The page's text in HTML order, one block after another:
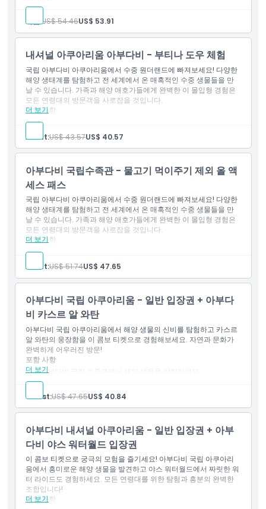
국립 아부다비 아쿠아리움 – 10개의 주제 구역
내셔널 지오그래픽 프리스틴 씨즈 전시
야생동물 구조 투어
유리 다리 걷기
물고기 먹이 주기
사람: US$ 54.46US$ 53.91
내셔널 아쿠아리움 아부다비 - 부티나 도우 체험
국립 아부다비 아쿠아리움에서 수중 원더랜드에 빠져보세요! 다양한
해양 생태계를 탐험하고 전 세계에서 온 매혹적인 수중 생물들을 만
날 수 있습니다. 가족과 해양 애호가들에게 완벽한 이 몰입형 경험은
모든 연령대의 방문객을 사로잡을 것입니다.
더 보기
포함 사항
아부다비 국립 아쿠아리움에서 수중 원더랜드를 체험하세요.
다양한 해양 생태계를 탐험하고 전 세계의 해양 생물을 만나보세
요.
모든 연령대의 가족 및 해양 애호가에게 이상적입니다.
Adult:US$ 43.57US$ 40.57
아부다비 국립수족관 - 물고기 먹이주기 제외 올 액
세스 패스
국립 아부다비 아쿠아리움에서 수중 원더랜드에 빠져보세요! 다양한
해양 생태계를 탐험하고 전 세계에서 온 매혹적인 수중 생물들을 만
날 수 있습니다. 가족과 해양 애호가들에게 완벽한 이 몰입형 경험은
모든 연령대의 방문객을 사로잡을 것입니다.
더 보기
포함 사항
아부다비 국립 아쿠아리움에서 수중 원더랜드를 체험하세요.
다양한 해양 생태계를 탐험하고 전 세계의 해양 생물을 만나보세
요.
모든 연령대의 가족 및 해양 애호가에게 이상적입니다.
Adult:US$ 51.74US$ 47.65
아부다비 국립 아쿠아리움 - 일반 입장권 + 아부다
비 카스르 알 와탄
아부다비 국립 아쿠아리움에서 해양 생물의 신비를 탐험하고 카스르
알 와탄의 웅장함을 이 콤보 티켓으로 경험해보세요. 자연과 문화가
완벽하게 어우러진 방문!
더 보기
포함 사항
아부다비 국립 수족관에서 해양 생물을 탐험하세요.
카스르 알 와탄을 방문하여 문화와 건축의 아름다움을 경험하세
요.
자연과 문화가 완벽하게 어우러진 방문.
Guest:US$ 47.65US$ 40.84
아부다비 내셔널 아쿠아리움 - 일반 입장권 + 아부
다비 야스 워터월드 입장권
이 콤보 티켓으로 궁극의 모험을 즐기세요! 아부다비 국립 아쿠아리
움에서 흥미로운 해양 생물을 발견하고 야스 워터월드에서 짜릿한 워
터 라이드도 경험하세요. 모든 연령대를 위한 탐험과 흥분의 완벽한
조합입니다!
더 보기
포함 사항